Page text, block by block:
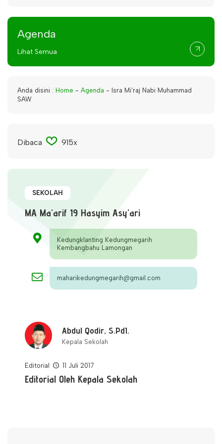
Agenda
Lihat Semua
Anda disini : Home - Agenda - Isra Mi’raj Nabi Muhammad
SAW
Dibaca 915x
SEKOLAH
MA Ma'arif 19 Hasyim Asy'ari
Kedungklanting Kedungmegarih
Kembangbahu Lamongan
maharikedungmegarih@gmail.com
Abdul Qodir, S.PdI.
Kepala Sekolah
Editorial 11 Juli 2017
Editorial Oleh Kepala Sekolah